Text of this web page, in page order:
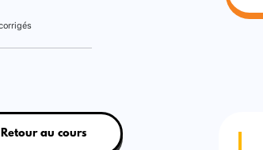
Retour au cours